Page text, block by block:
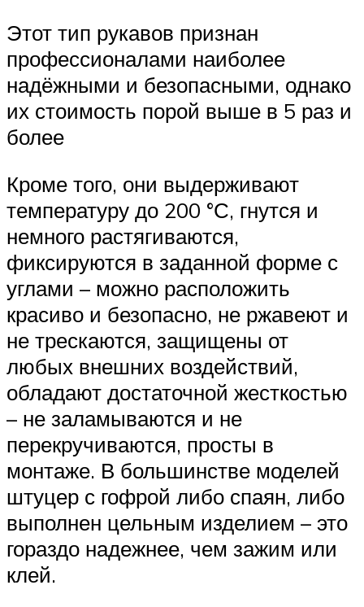
Этот тип рукавов признан
профессионалами наиболее
надёжными и безопасными, однако
их стоимость порой выше в 5 раз и
более
Кроме того, они выдерживают
температуру до 200 °С, гнутся и
немного растягиваются,
фиксируются в заданной форме с
углами – можно расположить
красиво и безопасно, не ржавеют и
не трескаются, защищены от
любых внешних воздействий,
обладают достаточной жесткостью
– не заламываются и не
перекручиваются, просты в
монтаже. В большинстве моделей
штуцер с гофрой либо спаян, либо
выполнен цельным изделием – это
гораздо надежнее, чем зажим или
клей.